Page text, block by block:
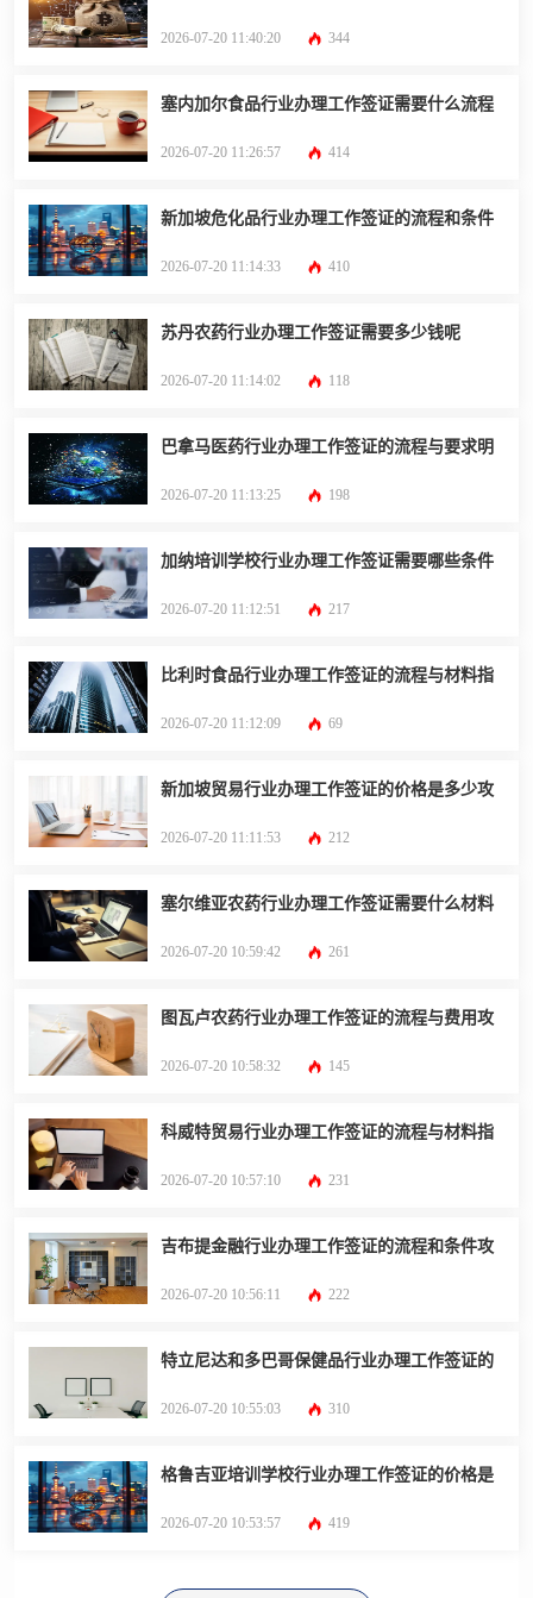
2026-07-20 11:40:20 344
塞内加尔食品行业办理工作签证需要什么流程
2026-07-20 11:26:57 414
新加坡危化品行业办理工作签证的流程和条件
2026-07-20 11:14:33 410
苏丹农药行业办理工作签证需要多少钱呢
2026-07-20 11:14:02 118
巴拿马医药行业办理工作签证的流程与要求明
2026-07-20 11:13:25 198
加纳培训学校行业办理工作签证需要哪些条件
2026-07-20 11:12:51 217
比利时食品行业办理工作签证的流程与材料指
2026-07-20 11:12:09 69
新加坡贸易行业办理工作签证的价格是多少攻
2026-07-20 11:11:53 212
塞尔维亚农药行业办理工作签证需要什么材料
2026-07-20 10:59:42 261
图瓦卢农药行业办理工作签证的流程与费用攻
2026-07-20 10:58:32 145
科威特贸易行业办理工作签证的流程与材料指
2026-07-20 10:57:10 231
吉布提金融行业办理工作签证的流程和条件攻
2026-07-20 10:56:11 222
特立尼达和多巴哥保健品行业办理工作签证的
2026-07-20 10:55:03 310
格鲁吉亚培训学校行业办理工作签证的价格是
2026-07-20 10:53:57 419